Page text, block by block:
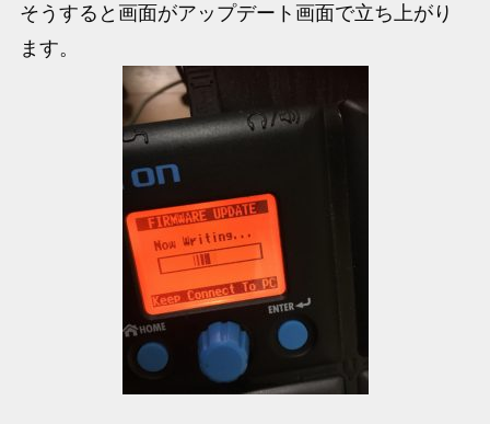
そうすると画面がアップデート画面で立ち上がり
ます。